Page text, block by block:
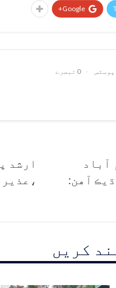
Google+
0 تبصرے
آباد
آهن:
ارشد
کریں